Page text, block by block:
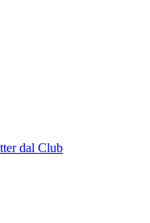
dal Club